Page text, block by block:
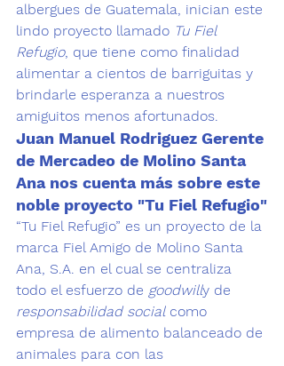
albergues de Guatemala, inician este
lindo proyecto llamado Tu Fiel
Refugio, que tiene como finalidad
alimentar a cientos de barriguitas y
brindarle esperanza a nuestros
amiguitos menos afortunados.
Juan Manuel Rodriguez Gerente
de Mercadeo de Molino Santa
Ana nos cuenta más sobre este
noble proyecto "Tu Fiel Refugio"
“Tu Fiel Refugio” es un proyecto de la
marca Fiel Amigo de Molino Santa
Ana, S.A. en el cual se centraliza
todo el esfuerzo de goodwilly de
responsabilidad social como
empresa de alimento balanceado de
animales para con las